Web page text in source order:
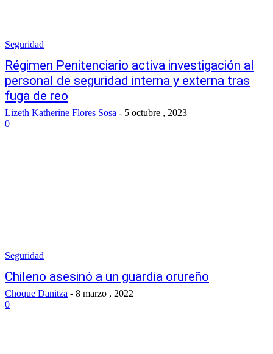
Seguridad
Régimen Penitenciario activa investigación al
personal de seguridad interna y externa tras
fuga de reo
Lizeth Katherine Flores Sosa - 5 octubre , 2023
0
Seguridad
Chileno asesinó a un guardia orureño
Choque Danitza - 8 marzo , 2022
0